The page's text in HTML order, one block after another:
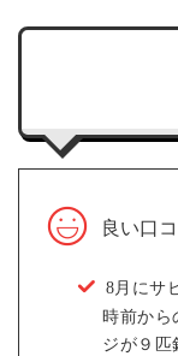
良い口コ
8月にサ
時前から
ジが９匹